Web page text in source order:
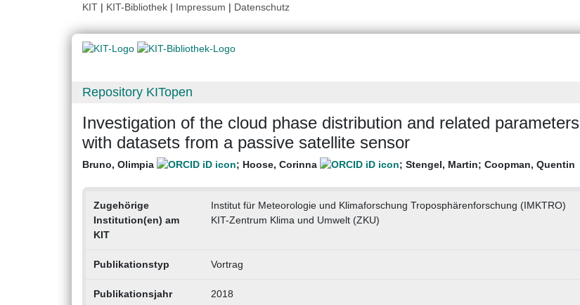
KIT | KIT-Bibliothek | Impressum | Datenschutz
Repository KITopen
Investigation of the cloud phase distribution and related parameters
with datasets from a passive satellite sensor
Bruno, Olimpia ; Hoose, Corinna ; Stengel, Martin; Coopman, Quentin
Zugehörige
Institution(en) am
KIT
Institut für Meteorologie und Klimaforschung Troposphärenforschung (IMKTRO)
KIT-Zentrum Klima und Umwelt (ZKU)
Publikationstyp Vortrag
Publikationsjahr 2018